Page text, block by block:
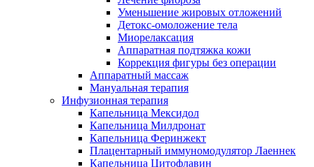
Уменьшение жировых отложений
Детокс-омоложение тела
Миорелаксация
Аппаратная подтяжка кожи
Коррекция фигуры без операции
Аппаратный массаж
Мануальная терапия
Инфузионная терапия
Капельница Мексидол
Капельница Милдронат
Капельница Феринжект
Плацентарный иммуномодулятор Лаеннек
Капельница Цитофлавин